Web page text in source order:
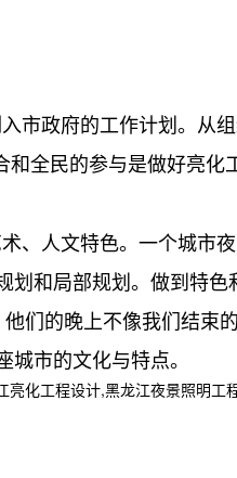
市政府的工作计划。从
全民的参与是做好亮化
、人文特色。一个城市
和局部规划。做到特色
们的晚上不像我们结束
市的文化与特点。
化工程设计,黑龙江夜景照明工